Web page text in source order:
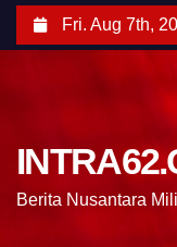
Fri. Aug 7th,
Berita Nusantara